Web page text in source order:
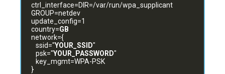
ctrl_interface=DIR=/var/run/wpa_supplicant
GROUP=netdev
update_config=1
country=GB
network={
ssid="YOUR_SSID"
psk="YOUR_PASSWORD"
key_mgmt=WPA-PSK
}